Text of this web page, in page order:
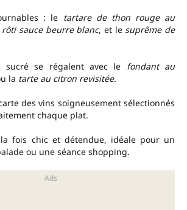
: le tartare de thon rouge au
sauce beurre blanc, et le suprême de
sucré se régalent avec le fondant au
la tarte au citron revisitée.
des vins soigneusement sélectionnés
chaque plat.
la fois chic et détendue, idéale pour un
ou une séance shopping.